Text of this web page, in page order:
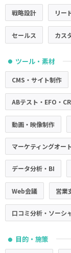
戦略設計 リー
セールス カス
● ツール・素材
CMS・サイト制作
ABテスト・EFO・
動画・映像制作
マーケティングオー
データ分析・BI
Web会議 営業
口コミ分析・ソーシ
● 目的・施策